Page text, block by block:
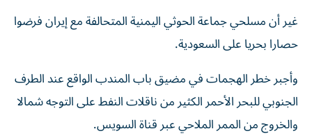
غير أن ⁠مسلحي جماعة الحوثي اليمنية المتحالفة مع إيران فرضوا
حصارا بحريا على السعودية.
وأجبر خطر الهجمات في مضيق باب المندب الواقع عند الطرف
الجنوبي للبحر ​الأحمر ‌الكثير من ناقلات النفط على التوجه شمالا
والخروج من الممر ‌الملاحي عبر قناة السويس.